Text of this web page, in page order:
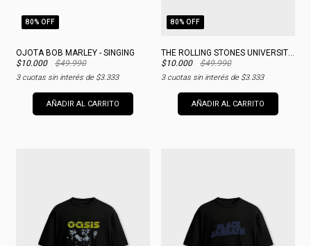
80% OFF
OJOTA BOB MARLEY - SINGING
$10.000
$49.990
3cuotas sin interés de $3.333
AÑADIR AL CARRITO
80% OFF
THE ROLLING STONES UNIVERSITY BLACK MERCH
$10.000
$49.990
3cuotas sin interés de $3.333
AÑADIR AL CARRITO